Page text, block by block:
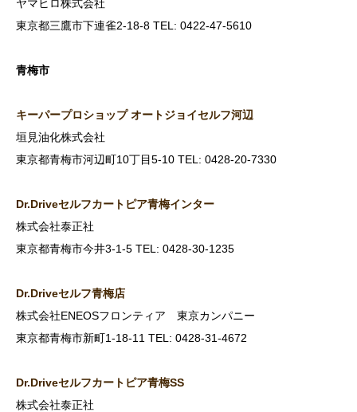
ヤマヒロ株式会社
東京都三鷹市下連雀2-18-8 TEL: 0422-47-5610
青梅市
キーパープロショップ オートジョイセルフ河辺
垣見油化株式会社
東京都青梅市河辺町10丁目5-10 TEL: 0428-20-7330
Dr.Driveセルフカートピア青梅インター
株式会社泰正社
東京都青梅市今井3-1-5 TEL: 0428-30-1235
Dr.Driveセルフ青梅店
株式会社ENEOSフロンティア 東京カンパニー
東京都青梅市新町1-18-11 TEL: 0428-31-4672
Dr.Driveセルフカートピア青梅SS
株式会社泰正社